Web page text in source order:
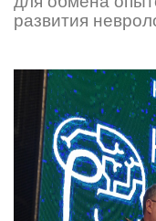
развития